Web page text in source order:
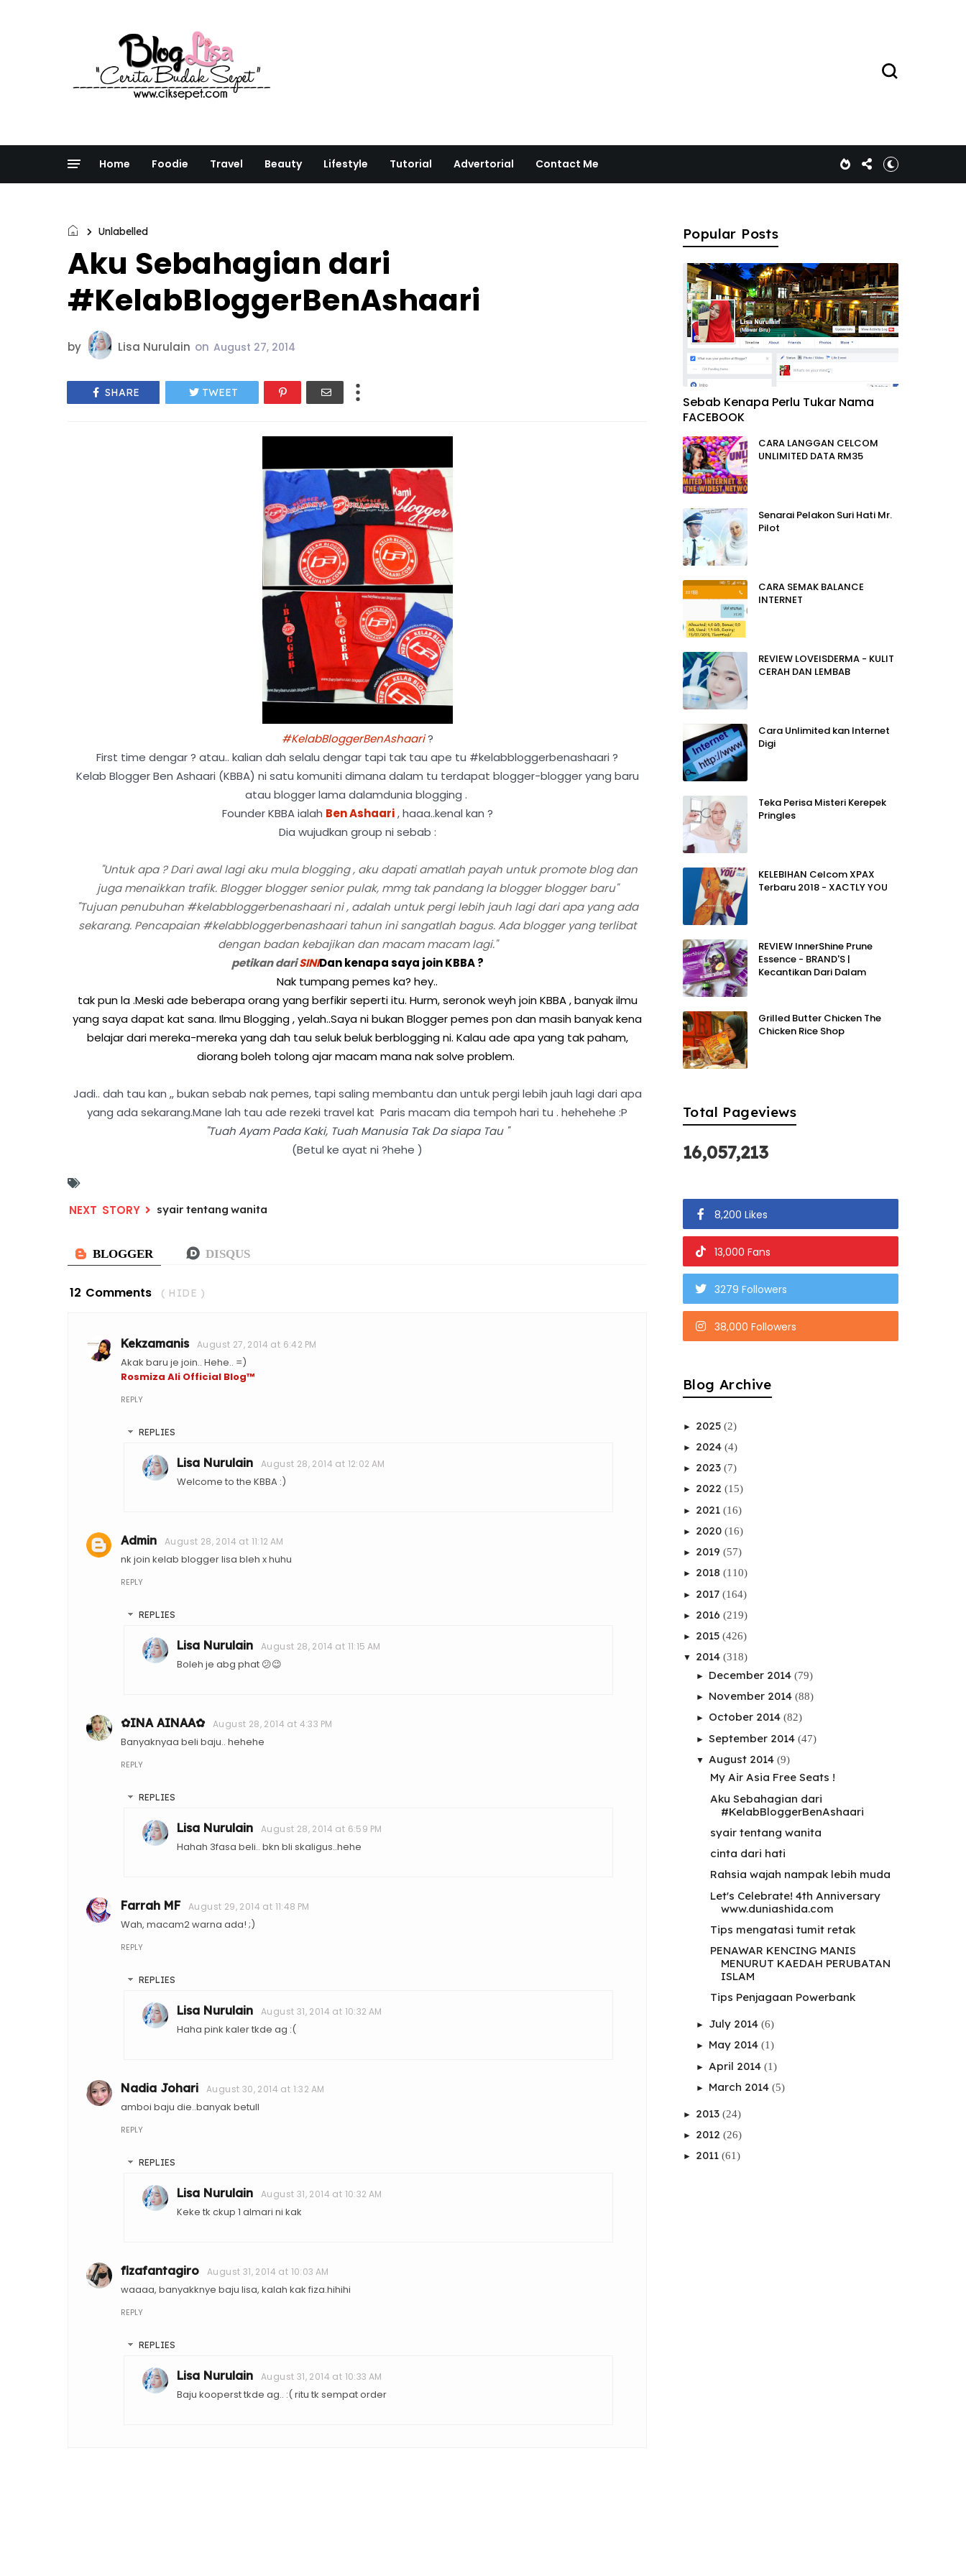
Home Foodie Travel Beauty Lifestyle Tutorial Advertorial Contact Me
Unlabelled
Aku Sebahagian dari
#KelabBloggerBenAshaari
by Lisa Nurulain on August 27, 2014
SHARE TWEET
#KelabBloggerBenAshaari?
First time dengar ? atau.. kalian dah selalu dengar tapi tak tau ape tu #kelabbloggerbenashaari ?
Kelab Blogger Ben Ashaari (KBBA) ni satu komuniti dimana dalam tu terdapat blogger-blogger yang baru
atau blogger lama dalamdunia blogging .
Founder KBBA ialah Ben Ashaari, haaa..kenal kan ?
Dia wujudkan group ni sebab :
"Untuk apa ? Dari awal lagi aku mula blogging , aku dapati amatlah payah untuk promote blog dan
juga menaikkan trafik. Blogger blogger senior pulak, mmg tak pandang la blogger blogger baru"
"Tujuan penubuhan #kelabbloggerbenashaari ni , adalah untuk pergi lebih jauh lagi dari apa yang ada
sekarang. Pencapaian #kelabbloggerbenashaari tahun ini sangatlah bagus. Ada blogger yang terlibat
dengan badan kebajikan dan macam macam lagi."
petikan dariSINIDan kenapa saya join KBBA ?
Nak tumpang pemes ka? hey..
tak pun la .Meski ade beberapa orang yang berfikir seperti itu. Hurm, seronok weyh join KBBA , banyak ilmu
yang saya dapat kat sana. Ilmu Blogging , yelah..Saya ni bukan Blogger pemes pon dan masih banyak kena
belajar dari mereka-mereka yang dah tau seluk beluk berblogging ni. Kalau ade apa yang tak paham,
diorang boleh tolong ajar macam mana nak solve problem.
Jadi.. dah tau kan ,, bukan sebab nak pemes, tapi saling membantu dan untuk pergi lebih jauh lagi dari apa
yang ada sekarang.Mane lah tau ade rezeki travel kat Paris macam dia tempoh hari tu . hehehehe :P
"Tuah Ayam Pada Kaki, Tuah Manusia Tak Da siapa Tau "
(Betul ke ayat ni ?hehe )
syair tentang wanita
12 Comments ( HIDE )
Kekzamanis August 27, 2014 at 6:42 PM
Akak baru je join.. Hehe.. =)
Rosmiza Ali Official Blog™
REPLY
REPLIES
Lisa Nurulain August 28, 2014 at 12:02 AM
Welcome to the KBBA :)
Admin August 28, 2014 at 11:12 AM
nk join kelab blogger lisa bleh x huhu
REPLY
REPLIES
Lisa Nurulain August 28, 2014 at 11:15 AM
Boleh je abg phat 😕😉
✿INA AINAA✿ August 28, 2014 at 4:33 PM
Banyaknyaa beli baju.. hehehe
REPLY
REPLIES
Lisa Nurulain August 28, 2014 at 6:59 PM
Hahah 3fasa beli.. bkn bli skaligus..hehe
Farrah MF August 29, 2014 at 11:48 PM
Wah, macam2 warna ada! ;)
REPLY
REPLIES
Lisa Nurulain August 31, 2014 at 10:32 AM
Haha pink kaler tkde ag :(
Nadia Johari August 30, 2014 at 1:32 AM
amboi baju die..banyak betull
REPLY
REPLIES
Lisa Nurulain August 31, 2014 at 10:32 AM
Keke tk ckup 1 almari ni kak
fizafantagiro August 31, 2014 at 10:03 AM
waaaa, banyakknye baju lisa, kalah kak fiza.hihihi
REPLY
REPLIES
Lisa Nurulain August 31, 2014 at 10:33 AM
Baju kooperst tkde ag.. :( ritu tk sempat order
Popular Posts
Sebab Kenapa Perlu Tukar Nama
FACEBOOK
CARA LANGGAN CELCOM
UNLIMITED DATA RM35
Senarai Pelakon Suri Hati Mr.
Pilot
CARA SEMAK BALANCE
INTERNET
REVIEW LOVEISDERMA - KULIT
CERAH DAN LEMBAB
Cara Unlimited kan Internet
Digi
Teka Perisa Misteri Kerepek
Pringles
KELEBIHAN Celcom XPAX
Terbaru 2018 - XACTLY YOU
REVIEW InnerShine Prune
Essence - BRAND'S |
Kecantikan Dari Dalam
Grilled Butter Chicken The
Chicken Rice Shop
Total Pageviews
16,057,213
8,200 Likes
13,000 Fans
3279 Followers
38,000 Followers
Blog Archive
► 2025 (2)
► 2024 (4)
► 2023 (7)
► 2022 (15)
► 2021 (16)
► 2020 (16)
► 2019 (57)
► 2018 (110)
► 2017 (164)
► 2016 (219)
► 2015 (426)
▼ 2014 (318)
► December 2014 (79)
► November 2014 (88)
► October 2014 (82)
► September 2014 (47)
▼ August 2014 (9)
My Air Asia Free Seats !
Aku Sebahagian dari
#KelabBloggerBenAshaari
syair tentang wanita
cinta dari hati
Rahsia wajah nampak lebih muda
Let's Celebrate! 4th Anniversary
www.duniashida.com
Tips mengatasi tumit retak
PENAWAR KENCING MANIS
MENURUT KAEDAH PERUBATAN
ISLAM
Tips Penjagaan Powerbank
► July 2014 (6)
► May 2014 (1)
► April 2014 (1)
► March 2014 (5)
► 2013 (24)
► 2012 (26)
► 2011 (61)